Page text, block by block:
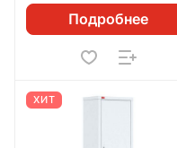
Подробнее
ХИТ